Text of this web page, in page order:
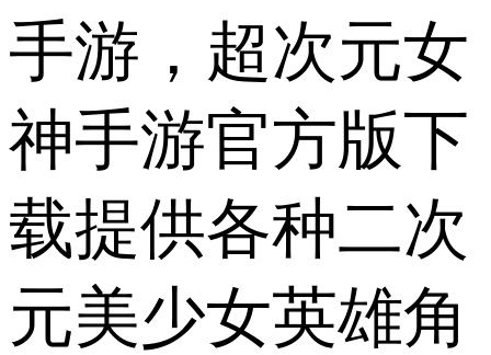
手游，超次元女
神手游官方版下
载提供各种二次
元美少女英雄角